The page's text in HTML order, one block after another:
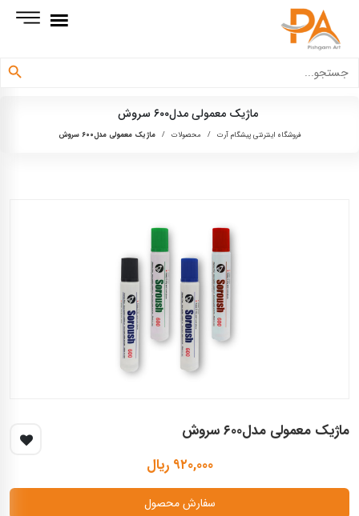
برای:
دکمه جستجو
ماژیک معمولی مدل‌۶۰۰ سروش
فروشگاه اینترنتی پیشگام آرت / محصولات / ماژیک معمولی مدل‌۶۰۰ سروش
ماژیک معمولی مدل‌۶۰۰ سروش
۹۲۰,۰۰۰ ریال
سفارش محصول